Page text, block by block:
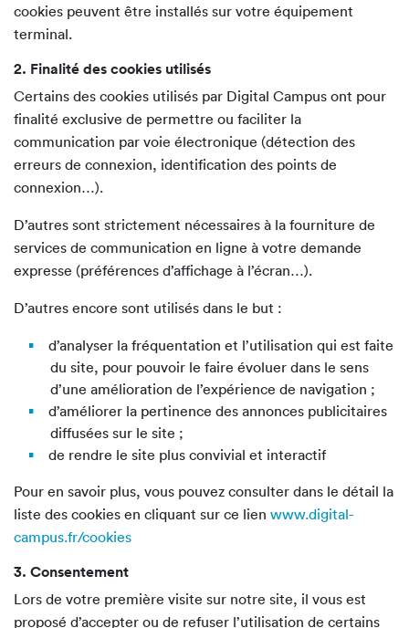
cookies peuvent être installés sur votre équipement
terminal.
2. Finalité des cookies utilisés
Certains des cookies utilisés par Digital Campus ont pour
finalité exclusive de permettre ou faciliter la
communication par voie électronique (détection des
erreurs de connexion, identification des points de
connexion…).
D’autres sont strictement nécessaires à la fourniture de
services de communication en ligne à votre demande
expresse (préférences d’affichage à l’écran…).
D’autres encore sont utilisés dans le but :
d’analyser la fréquentation et l’utilisation qui est faite
du site, pour pouvoir le faire évoluer dans le sens
d’une amélioration de l’expérience de navigation ;
d’améliorer la pertinence des annonces publicitaires
diffusées sur le site ;
de rendre le site plus convivial et interactif
Pour en savoir plus, vous pouvez consulter dans le détail la
liste des cookies en cliquant sur ce lien www.digital-
campus.fr/cookies
3. Consentement
Lors de votre première visite sur notre site, il vous est
proposé d’accepter ou de refuser l’utilisation de certains